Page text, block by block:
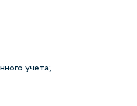
учета;